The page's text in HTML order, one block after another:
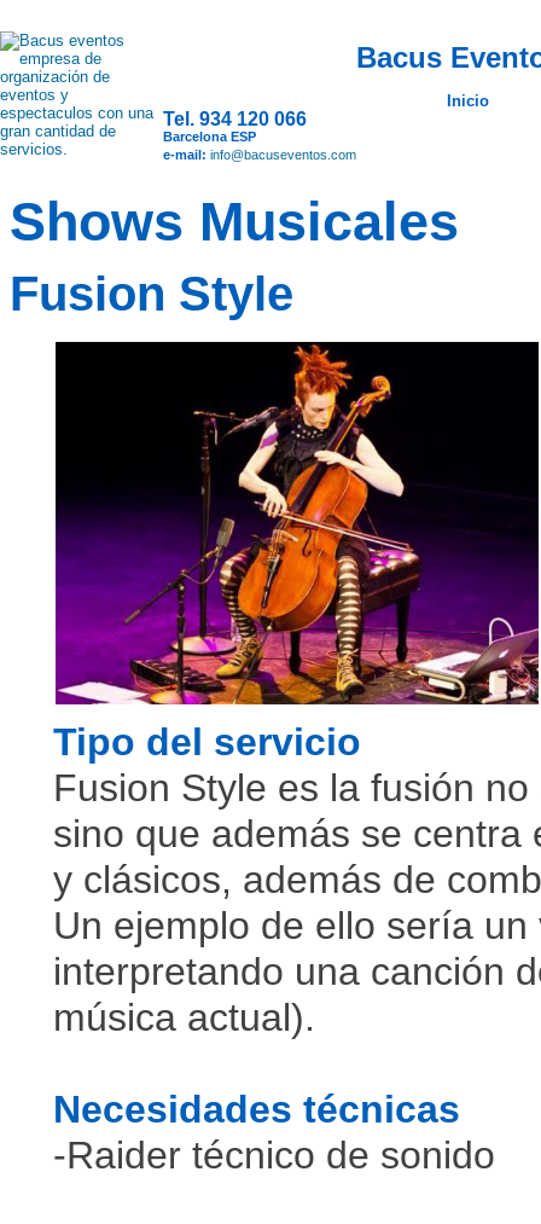
Bacus
Inicio
Tel. 934 120 066
Barcelona ESP
e-mail: info@bacuseventos.com
Shows Musicales
Fusion Style
Tipo del servicio
Fusion Style es la fusión
sino que además se
y clásicos, además de
Un ejemplo de ello sería
interpretando una canción
música actual).
Necesidades técnicas
-Raider técnico de sonido